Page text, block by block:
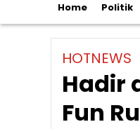
Home Politik
HOTNEWS
Hadir
Fun